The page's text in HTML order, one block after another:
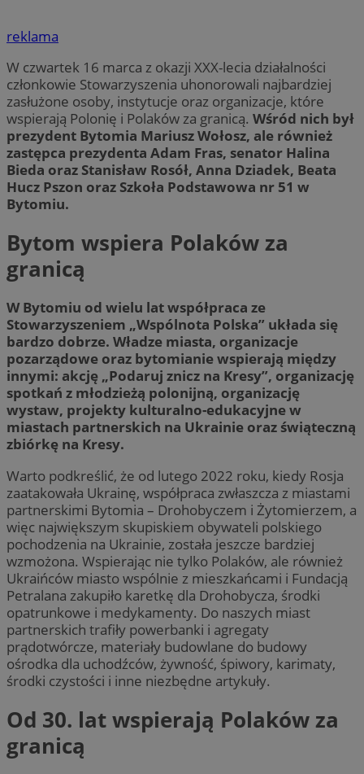
reklama
W czwartek 16 marca z okazji XXX-lecia działalności
członkowie Stowarzyszenia uhonorowali najbardziej
zasłużone osoby, instytucje oraz organizacje, które
wspierają Polonię i Polaków za granicą. Wśród nich był
prezydent Bytomia Mariusz Wołosz, ale również
zastępca prezydenta Adam Fras, senator Halina
Bieda oraz Stanisław Rosół, Anna Dziadek, Beata
Hucz Pszon oraz Szkoła Podstawowa nr 51 w
Bytomiu.
Bytom wspiera Polaków za
granicą
W Bytomiu od wielu lat współpraca ze
Stowarzyszeniem „Wspólnota Polska” układa się
bardzo dobrze. Władze miasta, organizacje
pozarządowe oraz bytomianie wspierają między
innymi: akcję „Podaruj znicz na Kresy”, organizację
spotkań z młodzieżą polonijną, organizację
wystaw, projekty kulturalno-edukacyjne w
miastach partnerskich na Ukrainie oraz świąteczną
zbiórkę na Kresy.
Warto podkreślić, że od lutego 2022 roku, kiedy Rosja
zaatakowała Ukrainę, współpraca zwłaszcza z miastami
partnerskimi Bytomia – Drohobyczem i Żytomierzem, a
więc największym skupiskiem obywateli polskiego
pochodzenia na Ukrainie, została jeszcze bardziej
wzmożona. Wspierając nie tylko Polaków, ale również
Ukraińców miasto wspólnie z mieszkańcami i Fundacją
Petralana zakupiło karetkę dla Drohobycza, środki
opatrunkowe i medykamenty. Do naszych miast
partnerskich trafiły powerbanki i agregaty
prądotwórcze, materiały budowlane do budowy
ośrodka dla uchodźców, żywność, śpiwory, karimaty,
środki czystości i inne niezbędne artykuły.
Od 30. lat wspierają Polaków za
granicą